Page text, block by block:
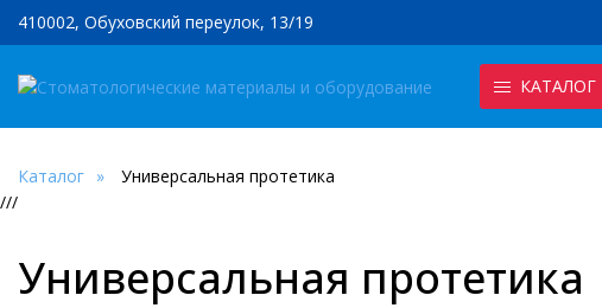
410002, Обуховский переулок, 13/19
КАТАЛОГ
Каталог
Универсальная протетика
///
Универсальная протетика